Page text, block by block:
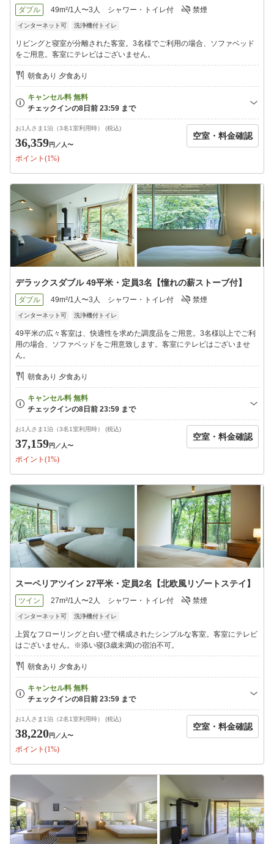
ダブル 49m²/1人〜3人 シャワー・トイレ付 禁煙
インターネット可 洗浄機付トイレ
リビングと寝室が分離された客室。3名様でご利用の場合、ソファベッド
をご用意。客室にテレビはございません。
朝食あり 夕食あり
お1人さま1泊（3名1室利用時） (税込)
36,359円 ／人〜
ポイント(1%)
空室・料金確認
デラックスダブル 49平米・定員3名【憧れの薪ストーブ付】
ダブル 49m²/1人〜3人 シャワー・トイレ付 禁煙
インターネット可 洗浄機付トイレ
49平米の広々客室は、快適性を求めた調度品をご用意。3名様以上でご利
用の場合、ソファベッドをご用意致します。客室にテレビはございませ
ん。
朝食あり 夕食あり
お1人さま1泊（3名1室利用時） (税込)
37,159円 ／人〜
ポイント(1%)
空室・料金確認
スーペリアツイン 27平米・定員2名【北欧風リゾートステイ】
ツイン 27m²/1人〜2人 シャワー・トイレ付 禁煙
インターネット可 洗浄機付トイレ
上質なフローリングと白い壁で構成されたシンプルな客室。客室にテレビ
はございません。※添い寝(3歳未満)の宿泊不可。
朝食あり 夕食あり
お1人さま1泊（2名1室利用時） (税込)
38,220円 ／人〜
ポイント(1%)
空室・料金確認